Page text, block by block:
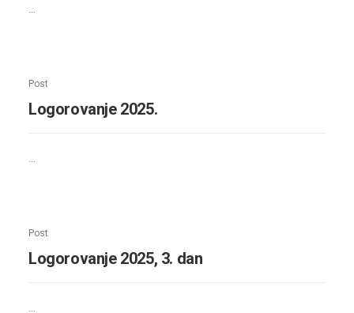
…
Post
Logorovanje 2025.
…
Post
Logorovanje 2025, 3. dan
…